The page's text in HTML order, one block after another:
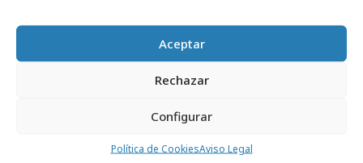
Aceptar
Rechazar
Configurar
Política de CookiesAviso Legal